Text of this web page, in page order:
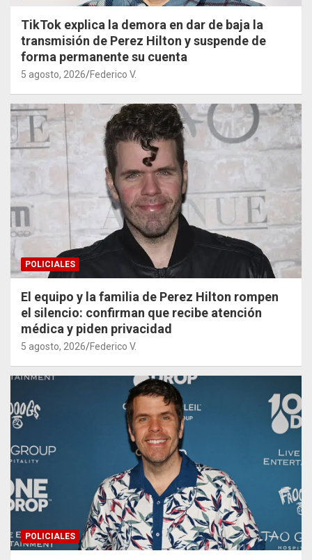
TikTok explica la demora en dar de baja la
transmisión de Perez Hilton y suspende de
forma permanente su cuenta
5 agosto, 2026 Federico V.
POLICIALES
El equipo y la familia de Perez Hilton rompen
el silencio: confirman que recibe atención
médica y piden privacidad
5 agosto, 2026 Federico V.
POLICIALES